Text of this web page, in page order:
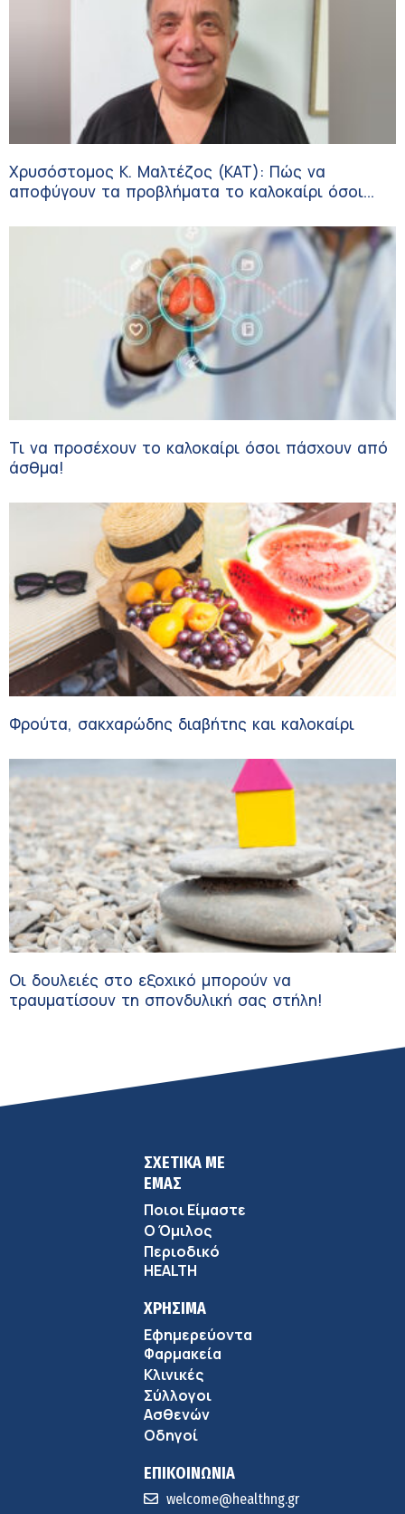
Χρυσόστομος Κ. Μαλτέζος (ΚΑΤ): Πώς να
αποφύγουν τα προβλήματα το καλοκαίρι όσοι
Τι να προσέχουν το καλοκαίρι όσοι πάσχουν από
άσθμα!
Φρούτα, σακχαρώδης διαβήτης και καλοκαίρι
Οι δουλειές στο εξοχικό μπορούν να
τραυματίσουν τη σπονδυλική σας στήλη!
ΣΧΕΤΙΚΑ ΜΕ
ΕΜΑΣ
Ποιοι Είμαστε
Ο Όμιλος
Περιοδικό
HEALTH
ΧΡΗΣΙΜΑ
Εφημερεύοντα
Φαρμακεία
Κλινικές
Σύλλογοι
Ασθενών
Οδηγοί
ΕΠΙΚΟΙΝΩΝΙΑ
welcome@healthng.gr